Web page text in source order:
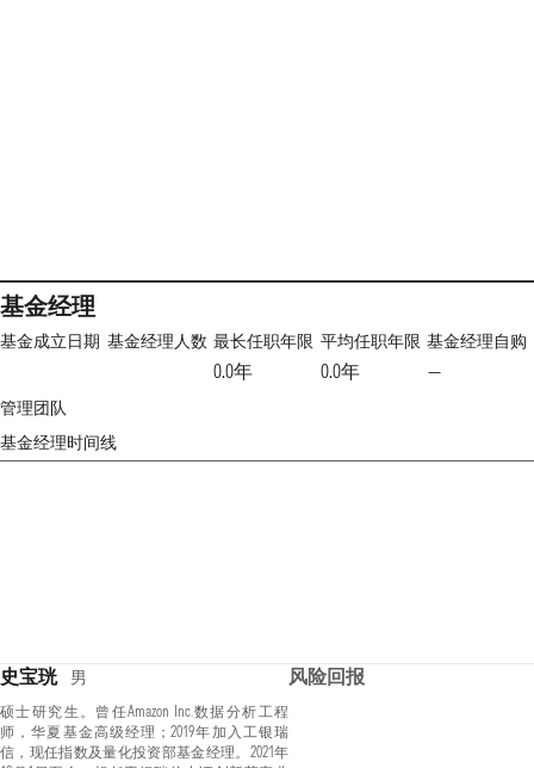
基金经理
基金成立日期 基金经理人数 最长任职年限
0.0年
平均任职年限
0.0年
基金经理自购
—
管理团队
基金经理时间线
史宝珖 男
硕士研究生。曾任Amazon Inc.数据分析工程
师，华夏基金高级经理；2019年加入工银瑞
信，现任指数及量化投资部基金经理。2021年
风险回报